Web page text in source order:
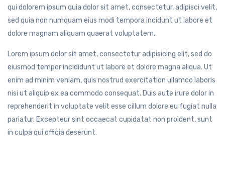
qui dolorem ipsum quia dolor sit amet, consectetur, adipisci velit,
sed quia non numquam eius modi tempora incidunt ut labore et
dolore magnam aliquam quaerat voluptatem.
Lorem ipsum dolor sit amet, consectetur adipisicing elit, sed do
eiusmod tempor incididunt ut labore et dolore magna aliqua. Ut
enim ad minim veniam, quis nostrud exercitation ullamco laboris
nisi ut aliquip ex ea commodo consequat. Duis aute irure dolor in
reprehenderit in voluptate velit esse cillum dolore eu fugiat nulla
pariatur. Excepteur sint occaecat cupidatat non proident, sunt
in culpa qui officia deserunt.